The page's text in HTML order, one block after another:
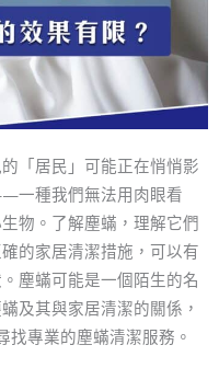
「居民」可能正在悄悄影
一種我們無法用肉眼看
物。了解塵蟎，理解它們
的家居清潔措施，可以有
塵蟎可能是一個陌生的名
及其與家居清潔的關係，
找專業的塵蟎清潔服務。